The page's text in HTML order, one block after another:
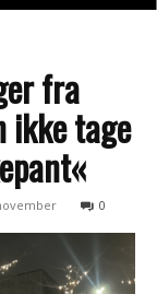
fra
ikke tage
0